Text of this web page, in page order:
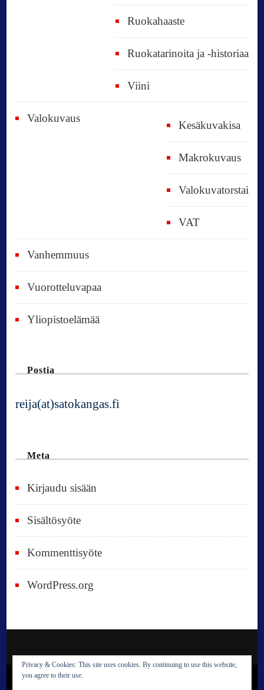
Ruokahaaste
Ruokatarinoita ja -historiaa
Viini
Valokuvaus
Kesäkuvakisa
Makrokuvaus
Valokuvatorstai
VAT
Vanhemmuus
Vuorotteluvapaa
Yliopistoelämää
Postia
reija(at)satokangas.fi
Meta
Kirjaudu sisään
Sisältösyöte
Kommenttisyöte
WordPress.org
Privacy & Cookies: This site uses cookies. By continuing to use this website,
you agree to their use.